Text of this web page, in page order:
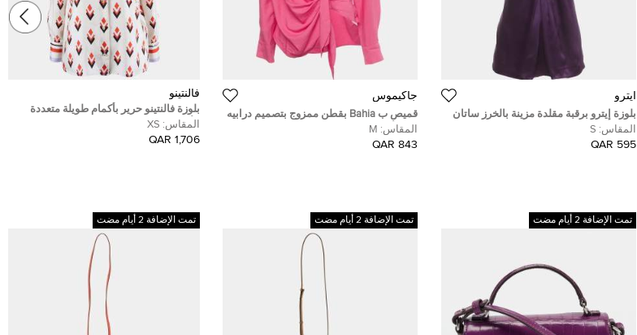
ايترو
بلوزة إيترو برقبة مقلدة مزينة بالخرز ساتان
مطاطي متدلي بنفسجي مقاس صغير
المقاس: S
595 QAR
جاكيموس
قميص ب Bahia بقطن ممزوج بتصميم درابيه
بلون أخضر حكيم من جاكيموس بمقاس
متوسط
المقاس: M
843 QAR
فالنتينو
بلوزة فالنتينو حرير بأكمام طويلة متعددة
الألوان مقاس صغير جدًا
المقاس: XS
1,706 QAR
تمت الإضافة 2 أيام مضت تمت الإضافة 2 أيام مضت تمت الإضافة 2 أيام مضت